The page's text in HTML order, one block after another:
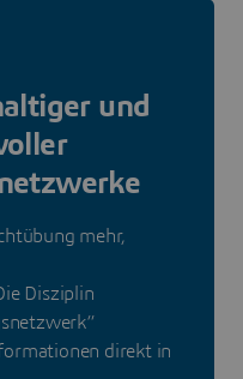
und
mehr,
Disziplin
direkt in